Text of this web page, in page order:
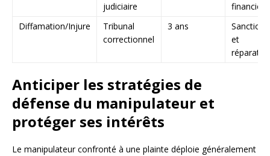
judiciaire
financière
Diffamation/Injure
Tribunal
correctionnel
3 ans
Sanction
et
Anticiper les stratégies de
défense du manipulateur et
protéger ses intérêts
Le manipulateur confronté à une plainte déploie généralement